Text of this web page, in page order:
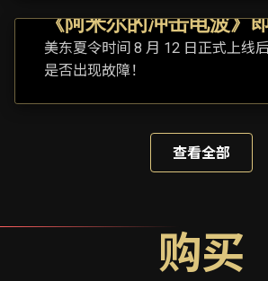
《阿米尔的冲击电波》
美东夏令时间 8 月 12 日正式上线
是否出现故障！
查看全部
购买